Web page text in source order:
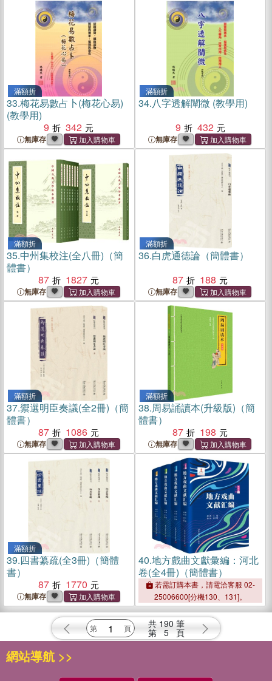
滿額折
33.梅花易數占卜(梅花心易)
(教學用)
9
342
無庫存
滿額折
34.八字透解闡微 (教學用)
9
432
無庫存
滿額折
35.中州集校注(全八冊)（簡
體書）
87
1827
無庫存
滿額折
36.白虎通德論（簡體書）
87
188
無庫存
滿額折
37.禦選明臣奏議(全2冊)（簡
體書）
87
1086
無庫存
滿額折
38.周易誦讀本(升級版)（簡
體書）
87
198
無庫存
滿額折
39.四書纂疏(全3冊)（簡體
書）
87
1770
無庫存
40.地方戲曲文獻彙編：河北
卷(全4冊)（簡體書）
若需訂購本書，請電洽客服 02-
25006600[分機130、131]。
共 190 筆
第 5 頁
網站導航 >>